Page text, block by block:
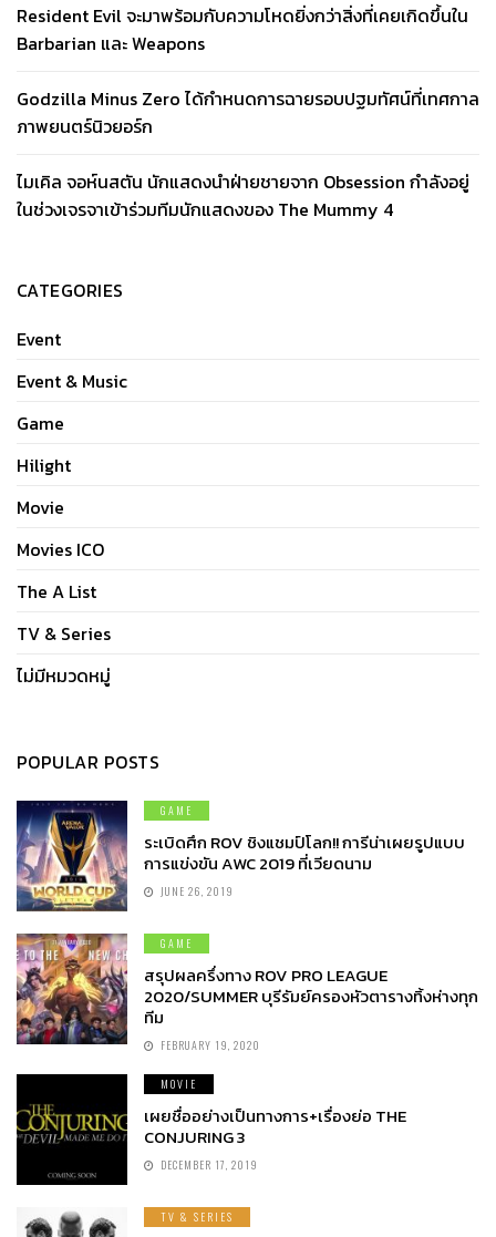
Resident Evil จะมาพร้อมกับความโหดยิ่งกว่าสิ่งที่เคยเกิดขึ้นใน
Barbarian และ Weapons
Godzilla Minus Zero ได้กำหนดการฉายรอบปฐมทัศน์ที่เทศกาล
ภาพยนตร์นิวยอร์ก
ไมเคิล จอห์นสตัน นักแสดงนำฝ่ายชายจาก Obsession กำลังอยู่
ในช่วงเจรจาเข้าร่วมทีมนักแสดงของ The Mummy 4
CATEGORIES
Event
Event & Music
Game
Hilight
Movie
Movies ICO
The A List
TV & Series
ไม่มีหมวดหมู่
POPULAR POSTS
GAME
ระเบิดศึก ROV ชิงแชมป์โลก!! การีน่าเผยรูปแบบ
การแข่งขัน AWC 2019 ที่เวียดนาม
JUNE 26, 2019
GAME
สรุปผลครึ่งทาง ROV PRO LEAGUE
2020/SUMMER บุรีรัมย์ครองหัวตารางทิ้งห่างทุก
ทีม
FEBRUARY 19, 2020
MOVIE
เผยชื่ออย่างเป็นทางการ+เรื่องย่อ THE
CONJURING 3
DECEMBER 17, 2019
TV & SERIES